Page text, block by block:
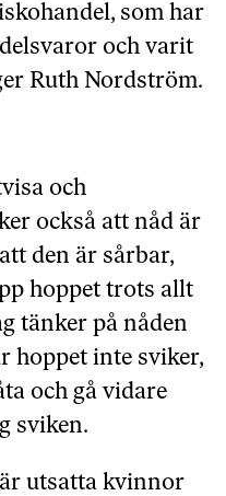
som har
och varit
Ruth Nordström.
och
också att nåd är
den är sårbar,
hoppet trots allt
tänker på nåden
hoppet inte sviker,
och gå vidare
sviken.
utsatta kvinnor